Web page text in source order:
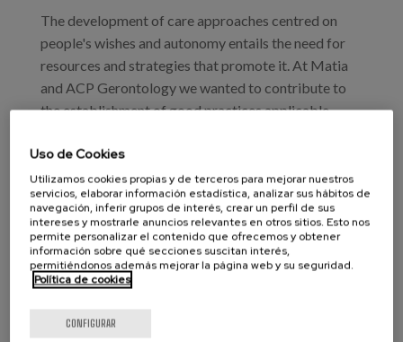
Trabaja con nosotros
Canal de denuncias
The development of care approaches centred on
people's wishes and autonomy entails the need for
resources and strategies that promote it. At Matia
and ACP Gerontology we wanted to contribute to
the establishment of good practices applicable
with the publication of two new materials that are
part of the project "Routes for the Advancement of
Person-Centred Care".
Profesionales
Otros profesionales
Uso de Cookies
Utilizamos cookies propias y de terceros para mejorar nuestros
servicios, elaborar información estadística, analizar sus hábitos de
navegación, inferir grupos de interés, crear un perfil de sus
intereses y mostrarle anuncios relevantes en otros sitios. Esto nos
permite personalizar el contenido que ofrecemos y obtener
información sobre qué secciones suscitan interés,
permitiéndonos además mejorar la página web y su seguridad.
Política de cookies
CONFIGURAR